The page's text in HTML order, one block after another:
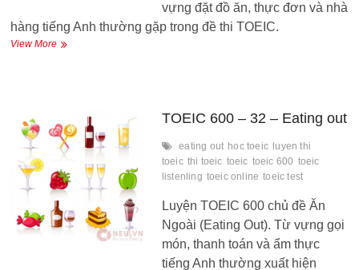
vựng đặt đồ ăn, thực đơn và nhà
hàng tiếng Anh thường gặp trong đề thi TOEIC.
View MoreTOEIC
Ordering
Lunch
TOEIC 600 – 32 – Eating out
eating out hoc toeic luyen thi
toeic thi toeic toeic toeic 600 toeic
listenling toeic online toeic test
Luyện TOEIC 600 chủ đề Ăn
Ngoài (Eating Out). Từ vựng gọi
món, thanh toán và ẩm thực
tiếng Anh thường xuất hiện